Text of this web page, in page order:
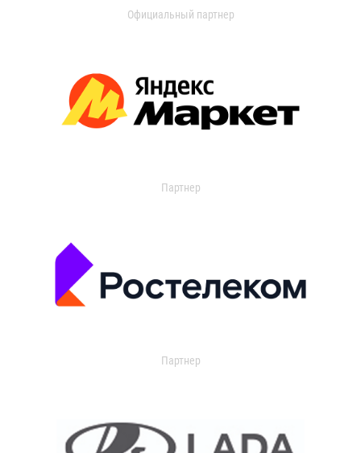
Официальный партнер
Партнер
Партнер